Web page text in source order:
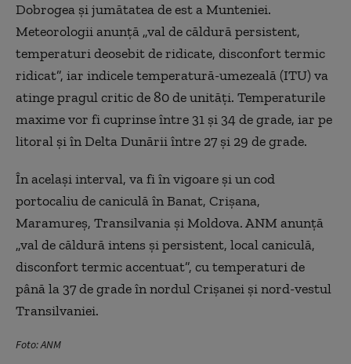
Dobrogea și jumătatea de est a Munteniei.
Meteorologii anunță „val de căldură persistent,
temperaturi deosebit de ridicate, disconfort termic
ridicat”, iar indicele temperatură-umezeală (ITU) va
atinge pragul critic de 80 de unități. Temperaturile
maxime vor fi cuprinse între 31 și 34 de grade, iar pe
litoral și în Delta Dunării între 27 și 29 de grade.
În același interval, va fi în vigoare și un cod
portocaliu de caniculă în Banat, Crișana,
Maramureș, Transilvania și Moldova. ANM anunță
„val de căldură intens și persistent, local caniculă,
disconfort termic accentuat”, cu temperaturi de
până la 37 de grade în nordul Crișanei și nord-vestul
Transilvaniei.
Foto: ANM